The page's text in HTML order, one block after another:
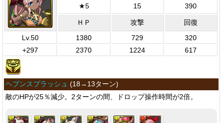
★5 15 390
ＨＰ 攻撃
回復
Lv.50
1380 729
320
+297
2370 1224 617
ヘブンスプラッシュ (18→13ターン)
敵のHPが25％減少。2ターンの間、ドロップ操作時間が2倍。